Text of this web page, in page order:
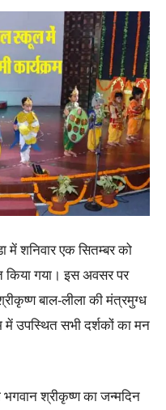
में शनिवार एक सितम्बर को
किया गया। इस अवसर पर
बाल-लीला की मंत्रमुग्ध
में उपस्थित सभी दर्शकों का मन
भगवान श्रीकृष्ण का जन्मदिन